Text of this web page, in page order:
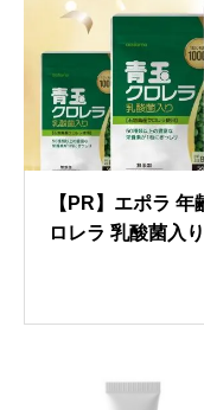
【PR】エポラ
ロレラ 乳酸菌入り